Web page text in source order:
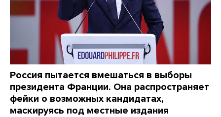
Россия пытается вмешаться в выборы
президента Франции. Она распространяет
фейки о возможных кандидатах,
маскируясь под местные издания